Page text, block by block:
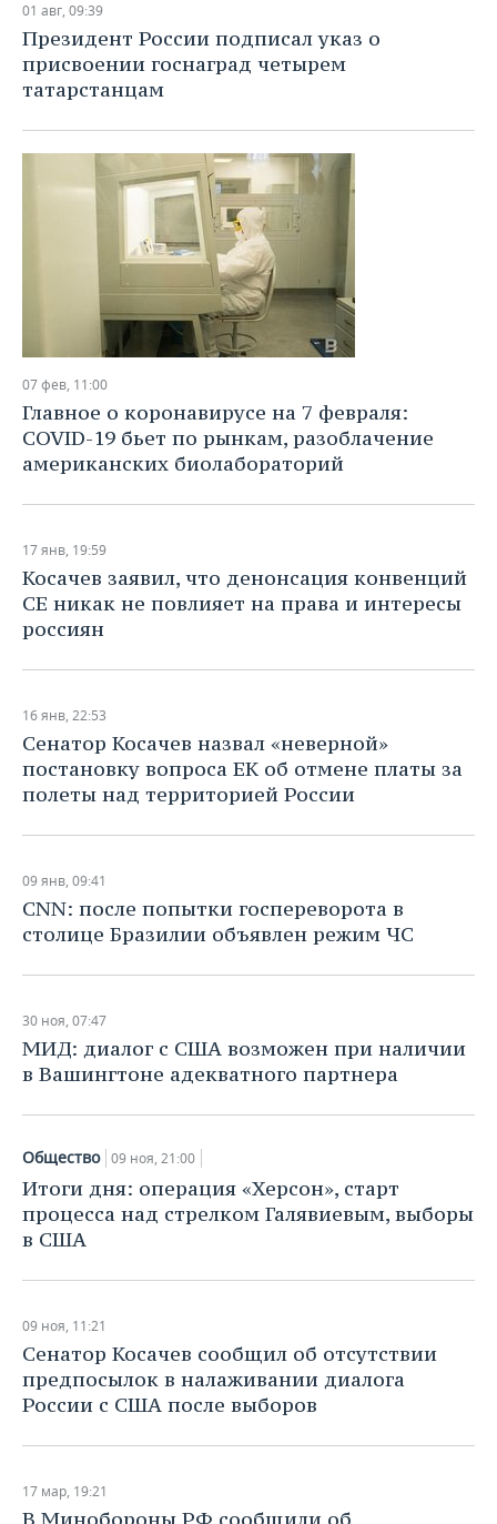
01 авг, 09:39
Президент России подписал указ о
присвоении госнаград четырем
татарстанцам
07 фев, 11:00
Главное о коронавирусе на 7 февраля:
COVID-19 бьет по рынкам, разоблачение
американских биолабораторий
17 янв, 19:59
Косачев заявил, что денонсация конвенций
СЕ никак не повлияет на права и интересы
россиян
16 янв, 22:53
Сенатор Косачев назвал «неверной»
постановку вопроса ЕК об отмене платы за
полеты над территорией России
09 янв, 09:41
CNN: после попытки госпереворота в
столице Бразилии объявлен режим ЧС
30 ноя, 07:47
МИД: диалог с США возможен при наличии
в Вашингтоне адекватного партнера
Общество 09 ноя, 21:00
Итоги дня: операция «Херсон», старт
процесса над стрелком Галявиевым, выборы
в США
09 ноя, 11:21
Сенатор Косачев сообщил об отсутствии
предпосылок в налаживании диалога
России с США после выборов
17 мар, 19:21